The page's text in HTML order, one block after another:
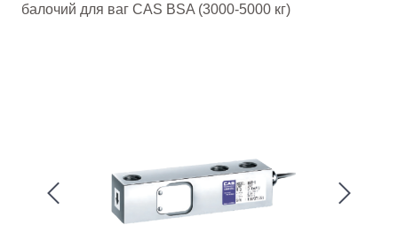
балочий для ваг CAS BSA (3000-5000 кг)